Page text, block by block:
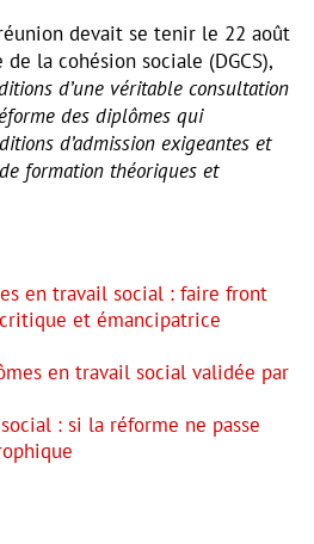
devait se tenir le 22 août
la cohésion sociale (DGCS),
d’une véritable consultation
des diplômes qui
d’admission exigeantes et
formation théoriques et
en travail social : faire front
et émancipatrice
en travail social validée par
: si la réforme ne passe